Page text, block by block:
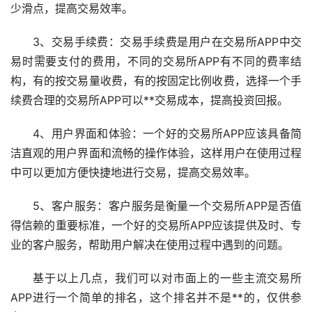
少滑点，提高交易效率。
3、交易手续费：交易手续费是用户在交易所APP中交
易时需要支付的费用，不同的交易所APP有不同的费率结
构，有的按交易量收费，有的按固定比例收费，选择一个手
续费合理的交易所APP可以**交易成本，提高投资回报。
4、用户界面和体验：一个好的交易所APP应该具备简
洁直观的用户界面和流畅的操作体验，这样用户在使用过程
中可以更加方便快捷地进行交易，提高交易效率。
5、客户服务：客户服务是衡量一个交易所APP是否值
得信赖的重要标准，一个好的交易所APP应该提供及时、专
业的客户服务，帮助用户解决在使用过程中遇到的问题。
基于以上几点，我们可以对市面上的一些主流交易所
APP进行一个简单的排名，这个排名并不是**的，仅供参